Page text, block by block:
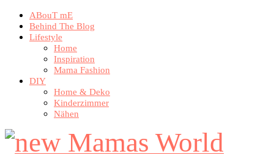
ABouT mE
Behind The Blog
Lifestyle
Home
Inspiration
Mama Fashion
DIY
Home & Deko
Kinderzimmer
Nähen